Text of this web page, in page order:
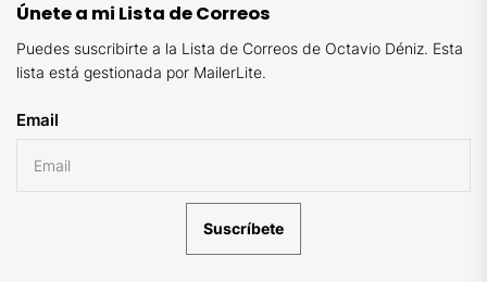
Únete a mi Lista de Correos
Puedes suscribirte a la Lista de Correos de Octavio Déniz. Esta
lista está gestionada por MailerLite.
Email
Suscríbete